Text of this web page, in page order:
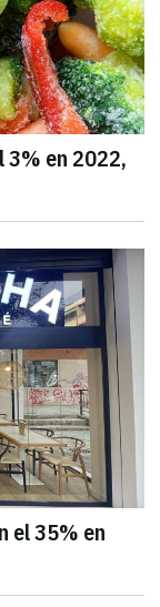
3% en 2022,
el 35% en